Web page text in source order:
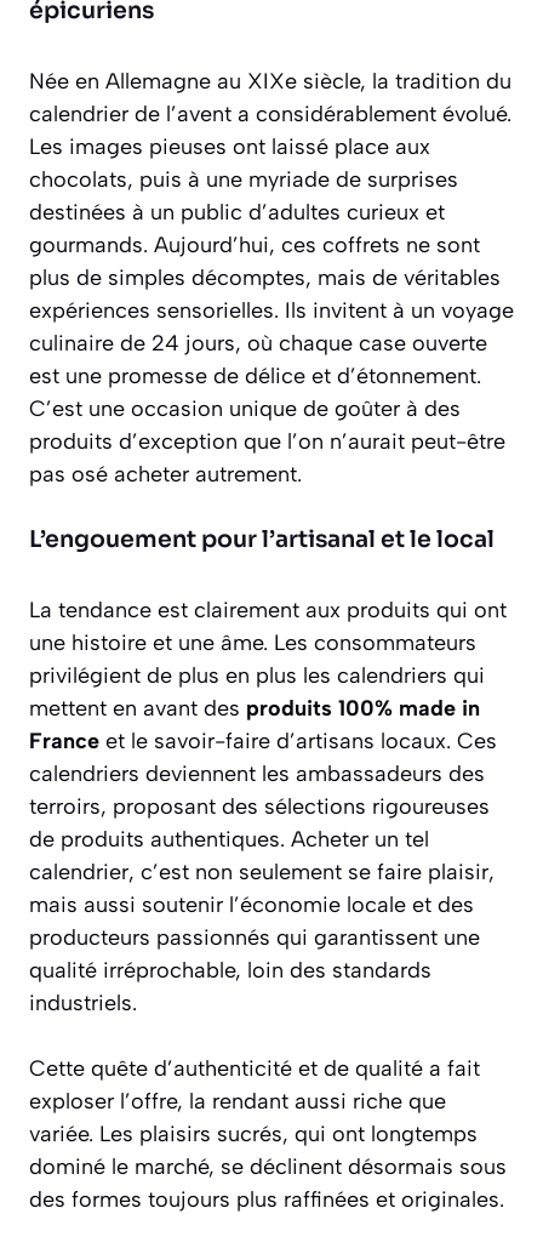
épicuriens
Née en Allemagne au XIXe siècle, la tradition du
calendrier de l’avent a considérablement évolué.
Les images pieuses ont laissé place aux
chocolats, puis à une myriade de surprises
destinées à un public d’adultes curieux et
gourmands. Aujourd’hui, ces coffrets ne sont
plus de simples décomptes, mais de véritables
expériences sensorielles. Ils invitent à un voyage
culinaire de 24 jours, où chaque case ouverte
est une promesse de délice et d’étonnement.
C’est une occasion unique de goûter à des
produits d’exception que l’on n’aurait peut-être
pas osé acheter autrement.
L’engouement pour l’artisanal et le local
La tendance est clairement aux produits qui ont
une histoire et une âme. Les consommateurs
privilégient de plus en plus les calendriers qui
mettent en avant des produits 100% made in
France et le savoir-faire d’artisans locaux. Ces
calendriers deviennent les ambassadeurs des
terroirs, proposant des sélections rigoureuses
de produits authentiques. Acheter un tel
calendrier, c’est non seulement se faire plaisir,
mais aussi soutenir l’économie locale et des
producteurs passionnés qui garantissent une
qualité irréprochable, loin des standards
industriels.
Cette quête d’authenticité et de qualité a fait
exploser l’offre, la rendant aussi riche que
variée. Les plaisirs sucrés, qui ont longtemps
dominé le marché, se déclinent désormais sous
des formes toujours plus raffinées et originales.